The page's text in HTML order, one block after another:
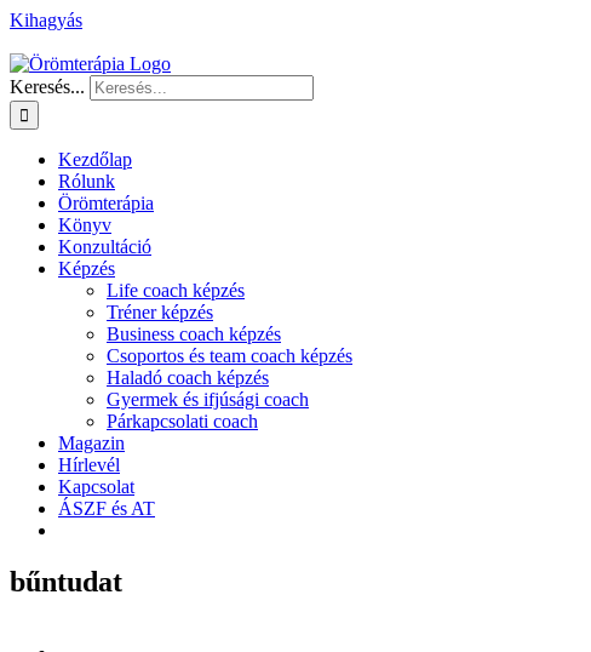
Kihagyás
Keresés...
Kezdőlap
Rólunk
Örömterápia
Könyv
Konzultáció
Képzés
Life coach képzés
Tréner képzés
Business coach képzés
Csoportos és team coach képzés
Haladó coach képzés
Gyermek és ifjúsági coach
Párkapcsolati coach
Magazin
Hírlevél
Kapcsolat
ÁSZF és AT
bűntudat